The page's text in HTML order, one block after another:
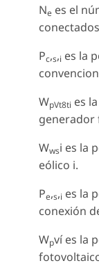
Ne es el
Pc,s,i es la
WpVt8ti es
generador
Wwsi es la
eólico i.
Pe,s,i es la
conexión
Wpví es la